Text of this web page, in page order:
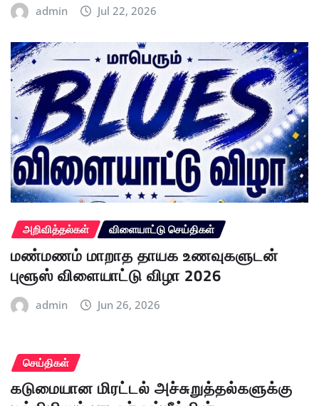
admin Jul 22, 2026
அறிவித்தல்கள் விளையாட்டு செய்திகள்
மண்மணம் மாறாத தாயக உணவுகளுடன்
புளூஸ் விளையாட்டு விழா 2026
admin Jun 26, 2026
செய்திகள்
கடுமையான மிரட்டல் அச்சுறுத்தல்களுக்கு